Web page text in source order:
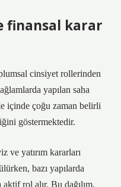
finansal karar
cinsiyet rollerinden
yapılan saha
içinde çoğu zaman belirli
göstermektedir.
ve yatırım kararları
bazı yapılarda
rol alır. Bu dağılım,